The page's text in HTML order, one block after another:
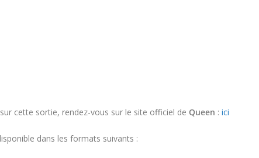
cette sortie, rendez-vous sur le site officiel de Queen : ici
dans les formats suivants :